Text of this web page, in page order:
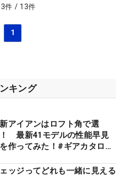
件 / 13件
1
キング
アイアンはロフト角で選
最新41モデルの性能早見
作ってみた！#ギアカタログ
ッジってどれも一緒に見える